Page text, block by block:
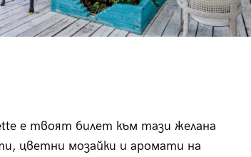
е твоят билет към тази желана
цветни мозайки и аромати на